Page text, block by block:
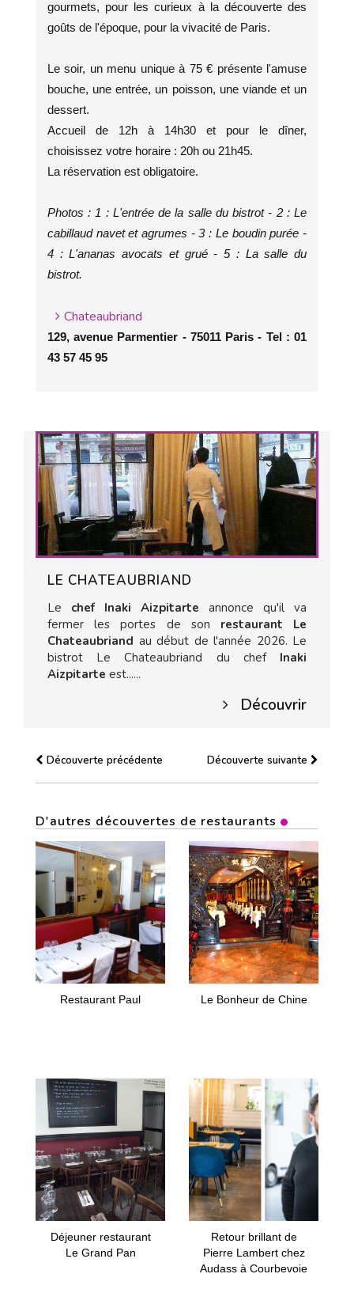
gourmets, pour les curieux à la découverte des
goûts de l'époque, pour la vivacité de Paris.
Le soir, un menu unique à 75 € présente l'amuse
bouche, une entrée, un poisson, une viande et un
dessert.
Accueil de 12h à 14h30 et pour le dîner,
choisissez votre horaire : 20h ou 21h45.
La réservation est obligatoire.
Photos : 1 : L'entrée de la salle du bistrot - 2 : Le
cabillaud navet et agrumes - 3 : Le boudin purée -
4 : L'ananas avocats et grué - 5 : La salle du
bistrot.
Chateaubriand
129, avenue Parmentier - 75011 Paris - Tel : 01
43 57 45 95
LE CHATEAUBRIAND
Le chef Inaki Aizpitarte annonce qu'il va
fermer les portes de son restaurant Le
Chateaubriand au début de l'année 2026. Le
bistrot Le Chateaubriand du chef Inaki
Aizpitarte est......
Découvrir
Découverte précédente Découverte suivante
D'autres découvertes de restaurants
Restaurant Paul Le Bonheur de Chine
Déjeuner restaurant
Le Grand Pan
Retour brillant de
Pierre Lambert chez
Audass à Courbevoie